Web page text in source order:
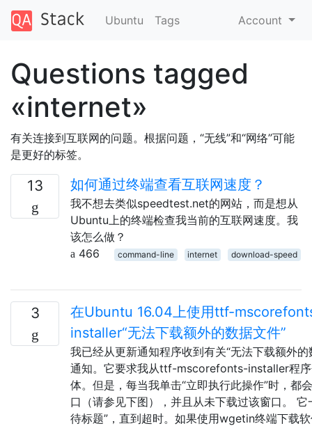
Ubuntu Tags Account
Questions tagged
«internet»
有关连接到互联网的问题。根据问题，“无线”和“网络”可能
是更好的标签。
13 如何通过终端查看互联网速度？
我不想去类似speedtest.net的网站，而是想从
Ubuntu上的终端检查我当前的互联网速度。我
该怎么做？
466
command-line internet download-speed
3
在Ubuntu 16.04上使用ttf-
installer“无法下载额外的数据文件”
我已经从更新通知程序收到有关“无法下载额外的
通知。它要求我从ttf-mscorefonts-installer程
体。但是，每当我单击“立即执行此操作”时，都
口（请参见下图），并且从未下载过该窗口。 它
待标题”，直到超时。如果使用wgetin终端下载